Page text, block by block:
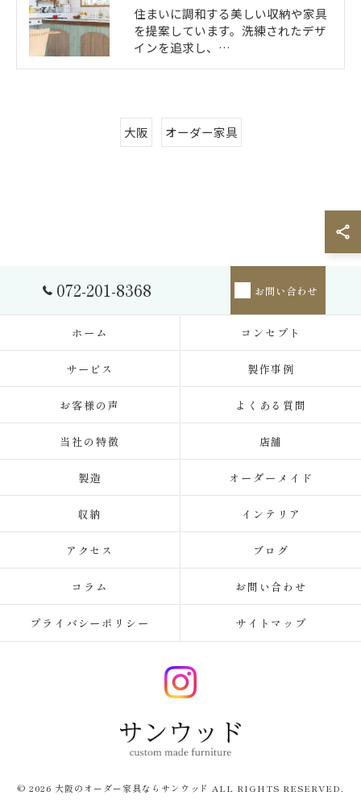
住まいに調和する美しい収納や家具
を提案しています。洗練されたデザ
インを追求し、…
大阪 オーダー家具
072-201-8368 お問い合わせ
ホーム コンセプト
サービス 製作事例
お客様の声 よくある質問
当社の特徴 店舗
製造 オーダーメイド
収納 インテリア
アクセス ブログ
コラム お問い合わせ
プライバシーポリシー サイトマップ
© 2026 大阪のオーダー家具ならサンウッド ALL RIGHTS RESERVED.